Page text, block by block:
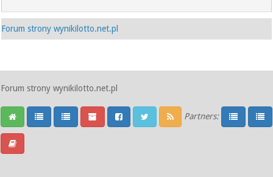
Forum strony wynikilotto.net.pl
Forum strony wynikilotto.net.pl
Partners: